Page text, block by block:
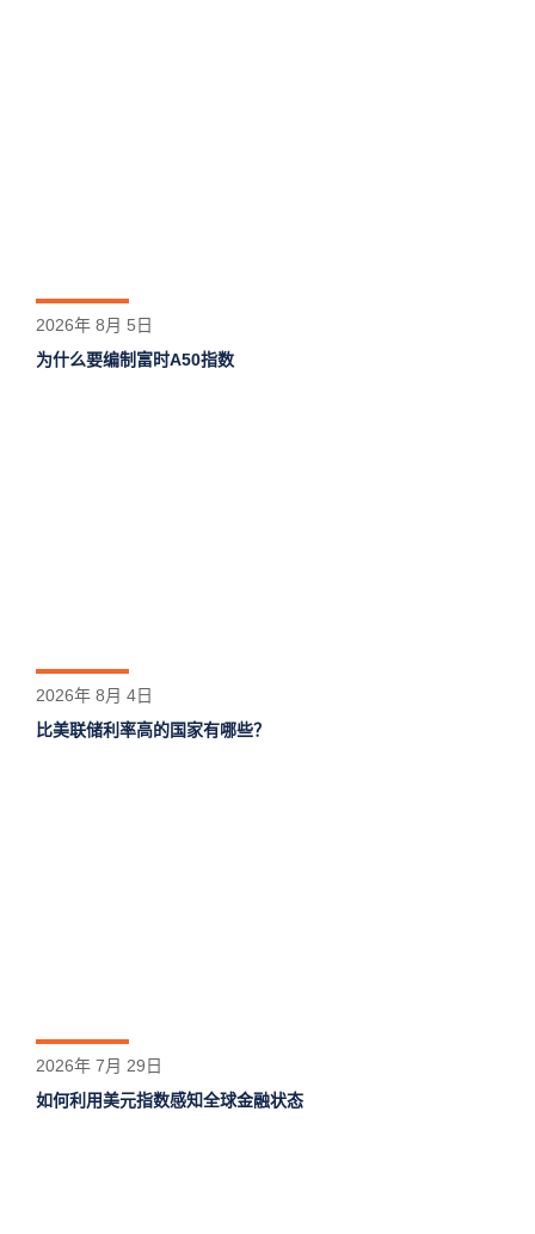
2026年 8月 5日
为什么要编制富时A50指数
2026年 8月 4日
比美联储利率高的国家有哪些？
2026年 7月 29日
如何利用美元指数感知全球金融状态